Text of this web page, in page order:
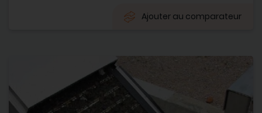
Ajouter au comparateur